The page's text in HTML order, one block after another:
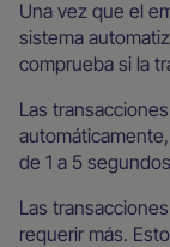
Una vez que el
sistema
comprueba si la
Las
de 1 a 5
Las
requerir más.